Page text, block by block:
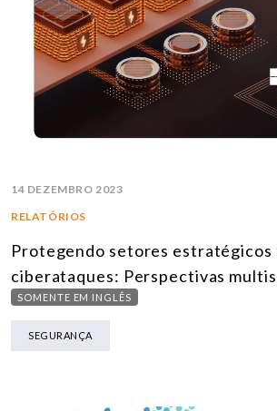
14 DEZEMBRO 2023
RELATÓRIOS
Protegendo setores estratégicos
ciberataques: Perspectivas
SOMENTE EM INGLÊS
SEGURANÇA